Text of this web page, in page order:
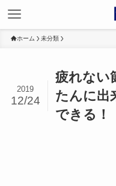
ホーム 未分類
疲れない
たんに出
できる！
2019
12/24